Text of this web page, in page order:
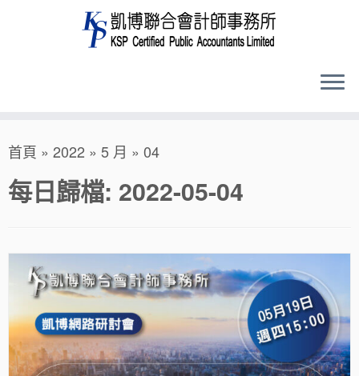
to
content
首頁 » 2022 » 5 月 » 04
每日歸檔: 2022-05-04